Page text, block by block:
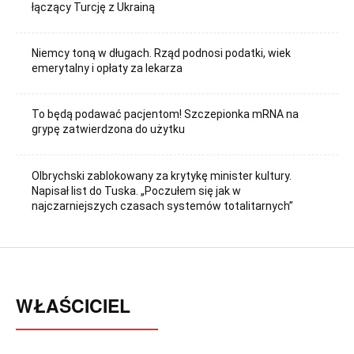
łączący Turcję z Ukrainą
Niemcy toną w długach. Rząd podnosi podatki, wiek
emerytalny i opłaty za lekarza
To będą podawać pacjentom! Szczepionka mRNA na
grypę zatwierdzona do użytku
Olbrychski zablokowany za krytykę minister kultury.
Napisał list do Tuska. „Poczułem się jak w
najczarniejszych czasach systemów totalitarnych”
WŁAŚCICIEL